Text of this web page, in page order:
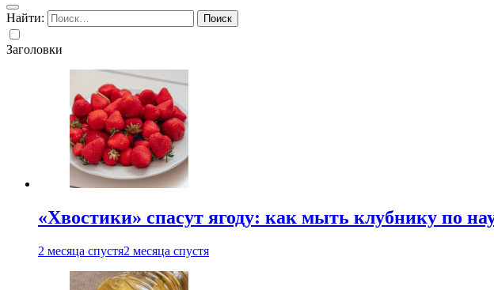
Найти:
Заголовки
«Хвостики» спасут ягоду: как мыть клубнику по
2 месяца спустя2 месяца спустя